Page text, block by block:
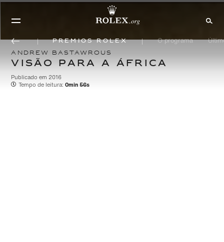
Prêmios Rolex O programa
ANDREW BASTAWROUS
VISÃO PARA A ÁFRICA
Publicado em 2016
Tempo de leitura: 0min 56s